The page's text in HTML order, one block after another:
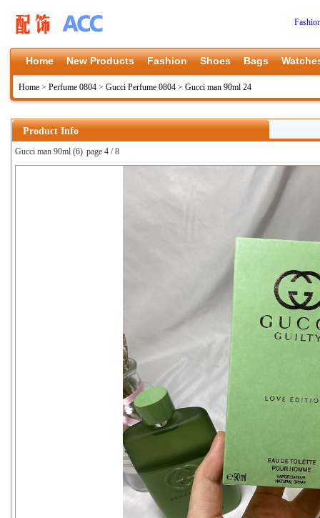
Home New Products Fashion Shoes Bags
Home > Perfume 0804 > Gucci Perfume 0804 > Gucci man 90ml 24
Product Info
Gucci man 90ml (6) page 4 / 8
上一张
下一张